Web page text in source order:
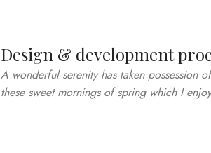
Design & development
A wonderful serenity has taken possession
these sweet mornings of spring which I